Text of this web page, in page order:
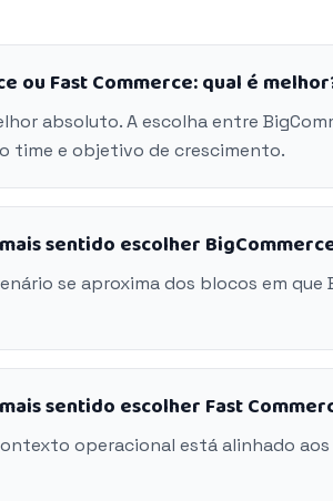
ou Fast Commerce: qual é
absoluto. A escolha entre
time e objetivo de crescimento.
sentido escolher
se aproxima dos blocos em
sentido escolher Fast
operacional está alinhado